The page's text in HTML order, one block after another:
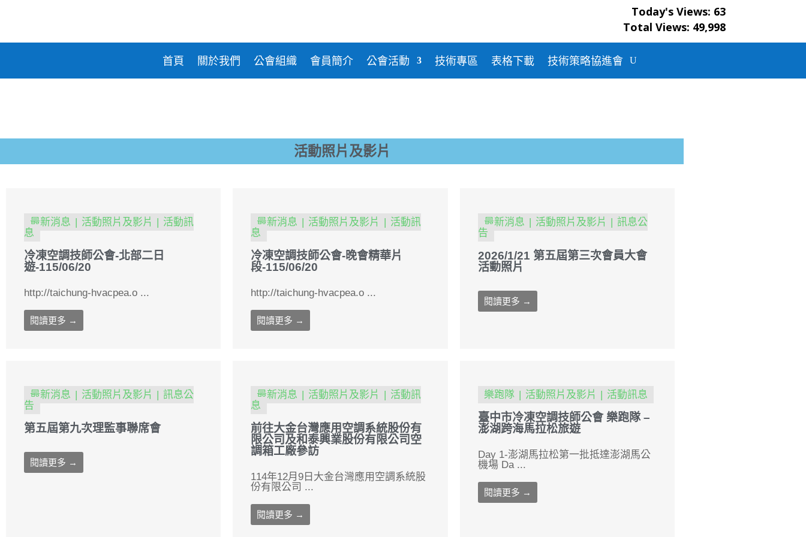
氣台信能源
Today's Views: 63
Total Views: 49,998
首頁 關於我們 公會組織 會員簡介 公會活動 技術專區 表格下載 技術策略協進會
活動照片及影片
最新消息 活動照片及影片
活動訊
息
冷凍空調技師公會-北部二日
遊-115/06/20
http://taichung-hvacpea.o ...
閱讀更多 →
最新消息 活動照片及影片
活動訊
息
冷凍空調技師公會-晚會精華片
段-115/06/20
http://taichung-hvacpea.o ...
閱讀更多 →
最新消息 活動照片及影片
訊息公
告
2026/1/21 第五屆第三次會員大會
活動照片
閱讀更多 →
最新消息 活動照片及影片
訊息公
告
第五屆第九次理監事聯席會
閱讀更多 →
最新消息 活動照片及影片
活動訊
息
前往大金台灣應用空調系統股份有
限公司及和泰興業股份有限公司空
調箱工廠參訪
114年12月9日大金台灣應用空調系統股
份有限公司 ...
閱讀更多 →
樂跑隊 活動照片及影片 活動訊息
臺中市冷凍空調技師公會 樂跑隊 –
澎湖跨海馬拉松旅遊
Day 1-澎湖馬拉松第一批抵達澎湖馬公
機場 Da ...
閱讀更多 →